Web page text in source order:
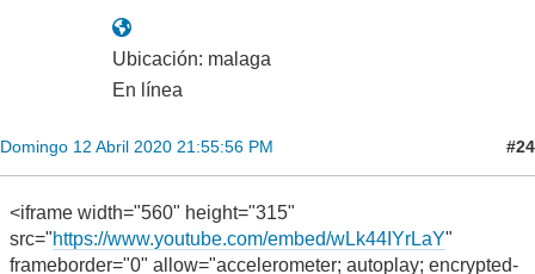
Ubicación: malaga
En línea
Domingo 12 Abril 2020 21:55:56 PM #24
<iframe width="560" height="315"
src="https://www.youtube.com/embed/wLk44IYrLaY"
frameborder="0" allow="accelerometer; autoplay; encrypted-